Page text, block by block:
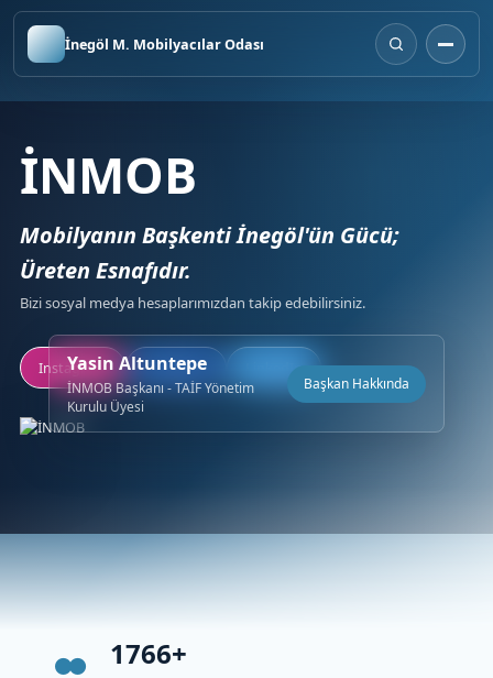
İnegöl M. Mobilyacılar Odası
İNMOB
Mobilyanın Başkenti İnegöl'ün Gücü;
Üreten Esnafıdır.
Bizi sosyal medya hesaplarımızdan takip edebilirsiniz.
Instagram Facebook LinkedIn
Yasin Altuntepe
İNMOB Başkanı - TAİF Yönetim
Kurulu Üyesi
Başkan Hakkında
1766+